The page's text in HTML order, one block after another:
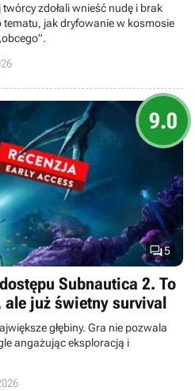
zdołali wnieść nudę i brak
jak dryfowanie w kosmosie
5
9.0
Subnautica 2. To
ale już świetny survival
głębiny. Gra nie pozwala
angażując eksploracją i